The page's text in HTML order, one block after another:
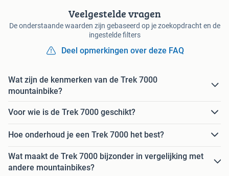
Veelgestelde vragen
De onderstaande waarden zijn gebaseerd op je zoekopdracht en de
ingestelde filters
Deel opmerkingen over deze FAQ
Wat zijn de kenmerken van de Trek 7000
mountainbike?
Voor wie is de Trek 7000 geschikt?
Hoe onderhoud je een Trek 7000 het best?
Wat maakt de Trek 7000 bijzonder in vergelijking met
andere mountainbikes?